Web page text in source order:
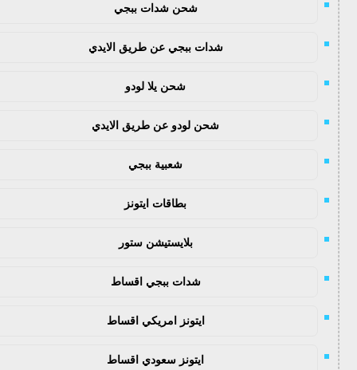
شحن شدات ببجي
شدات ببجي عن طريق الايدي
شحن يلا لودو
شحن لودو عن طريق الايدي
شعبية ببجي
بطاقات ايتونز
بلايستيشن ستور
شدات ببجي اقساط
ايتونز امريكي اقساط
ايتونز سعودي اقساط